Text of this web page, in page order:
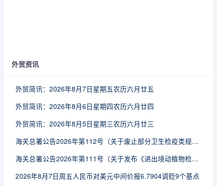
外贸资讯
外贸简讯：2026年8月7日星期五农历六月廿五
外贸简讯：2026年8月6日星期四农历六月廿四
外贸简讯：2026年8月5日星期三农历六月廿三
海关总署公告2026年第112号（关于废止部分卫生检疫类规范性文件的公告）
海关总署公告2026年第111号（关于发布《进出境动植物检疫处理监督管理工作规定》《进出境卫生处理监督管理工作规定》的公告）
2026年8月7日周五人民币对美元中间价报6.7904调贬9个基点